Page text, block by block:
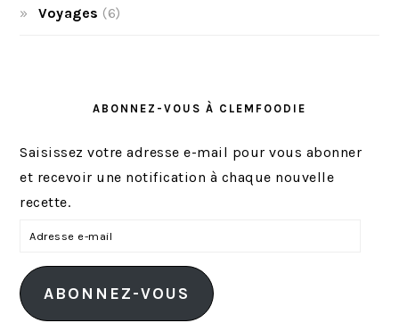
Voyages (6)
ABONNEZ-VOUS À CLEMFOODIE
Saisissez votre adresse e-mail pour vous abonner
et recevoir une notification à chaque nouvelle
recette.
r
e
ABONNEZ-VOUS